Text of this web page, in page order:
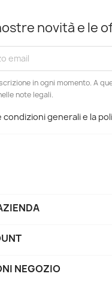
novità e le
in ogni momento. A
note legali.
condizioni generali e la
NEGOZIO